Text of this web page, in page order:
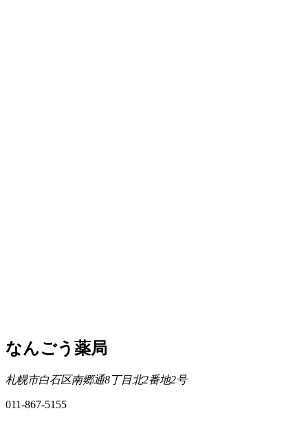
なんごう薬局
札幌市白石区南郷通8丁目北2番地2号
011-867-5155